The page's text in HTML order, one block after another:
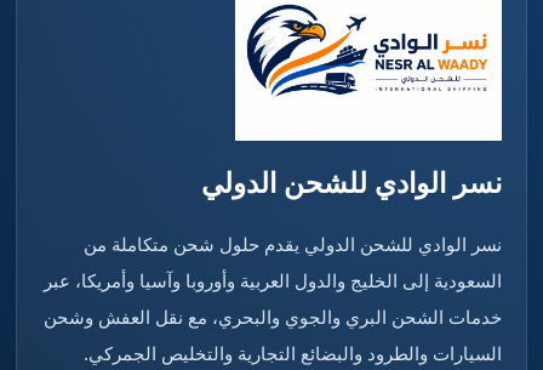
نسر الوادي للشحن الدولي
نسر الوادي للشحن الدولي يقدم حلول شحن متكاملة من
السعودية إلى الخليج والدول العربية وأوروبا وآسيا وأمريكا، عبر
خدمات الشحن البري والجوي والبحري، مع نقل العفش وشحن
السيارات والطرود والبضائع التجارية والتخليص الجمركي.